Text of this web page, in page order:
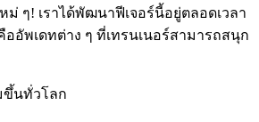
ม่ ๆ! เราได้พัฒนาฟีเจอร์นี้อยู่ตลอดเวลา
อัพเดทต่าง ๆ ที่เทรนเนอร์สามารถสนุก
ขึ้นทั่วโลก